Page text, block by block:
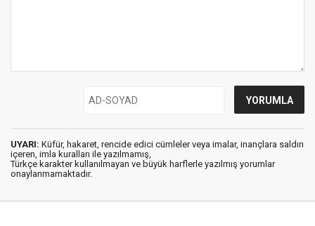
UYARI: Küfür, hakaret, rencide edici cümleler veya imalar, inançlara saldırı
içeren, imla kuralları ile yazılmamış,
Türkçe karakter kullanılmayan ve büyük harflerle yazılmış yorumlar
onaylanmamaktadır.